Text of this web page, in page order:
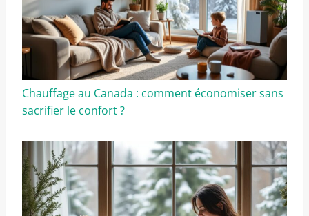
Chauffage au Canada : comment économiser sans
sacrifier le confort ?